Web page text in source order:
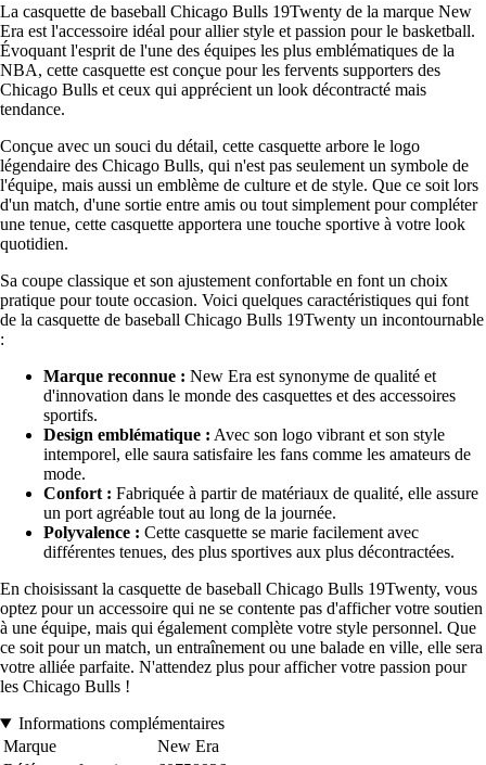
La casquette de baseball Chicago Bulls 19Twenty de la marque New
Era est l'accessoire idéal pour allier style et passion pour le basketball.
Évoquant l'esprit de l'une des équipes les plus emblématiques de la
NBA, cette casquette est conçue pour les fervents supporters des
Chicago Bulls et ceux qui apprécient un look décontracté mais
tendance.
Conçue avec un souci du détail, cette casquette arbore le logo
légendaire des Chicago Bulls, qui n'est pas seulement un symbole de
l'équipe, mais aussi un emblème de culture et de style. Que ce soit lors
d'un match, d'une sortie entre amis ou tout simplement pour compléter
une tenue, cette casquette apportera une touche sportive à votre look
quotidien.
Sa coupe classique et son ajustement confortable en font un choix
pratique pour toute occasion. Voici quelques caractéristiques qui font
de la casquette de baseball Chicago Bulls 19Twenty un incontournable
:
Marque reconnue : New Era est synonyme de qualité et
d'innovation dans le monde des casquettes et des accessoires
sportifs.
Design emblématique : Avec son logo vibrant et son style
intemporel, elle saura satisfaire les fans comme les amateurs de
mode.
Confort : Fabriquée à partir de matériaux de qualité, elle assure
un port agréable tout au long de la journée.
Polyvalence : Cette casquette se marie facilement avec
différentes tenues, des plus sportives aux plus décontractées.
En choisissant la casquette de baseball Chicago Bulls 19Twenty, vous
optez pour un accessoire qui ne se contente pas d'afficher votre soutien
à une équipe, mais qui également complète votre style personnel. Que
ce soit pour un match, un entraînement ou une balade en ville, elle sera
votre alliée parfaite. N'attendez plus pour afficher votre passion pour
les Chicago Bulls !
Informations complémentaires
Marque
New Era